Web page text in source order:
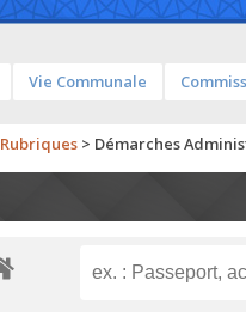
Vie Communale
Rubriques> Démarches